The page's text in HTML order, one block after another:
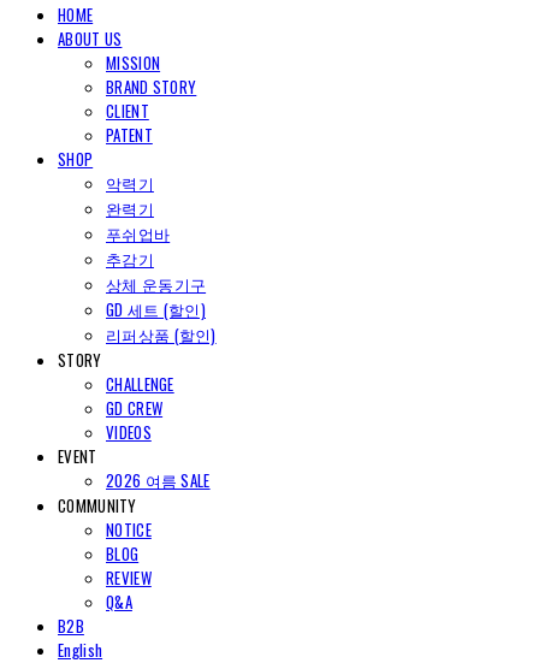
HOME
ABOUT US
MISSION
BRAND STORY
CLIENT
PATENT
SHOP
악력기
완력기
푸쉬업바
추감기
상체 운동기구
GD 세트 (할인)
리퍼상품 (할인)
STORY
CHALLENGE
GD CREW
VIDEOS
EVENT
2026 여름 SALE
COMMUNITY
NOTICE
BLOG
REVIEW
Q&A
B2B
English